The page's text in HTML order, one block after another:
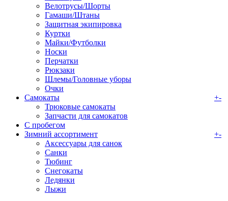
Велотрусы/Шорты
Гамаши/Штаны
Защитная экипировка
Куртки
Майки/Футболки
Носки
Перчатки
Рюкзаки
Шлемы/Головные уборы
Очки
Самокаты
+-
Трюковые самокаты
Запчасти для самокатов
С пробегом
Зимний ассортимент
+-
Аксессуары для санок
Санки
Тюбинг
Снегокаты
Ледянки
Лыжи